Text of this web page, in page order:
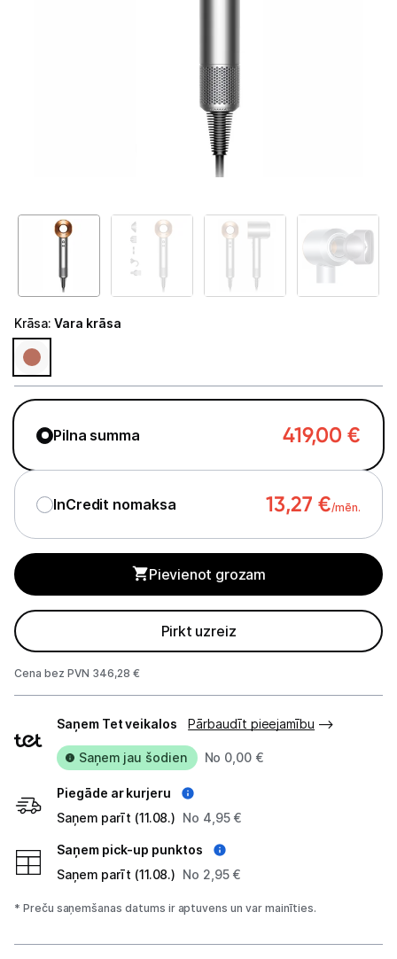
Sadzīves tehnika
Skaistumkopšana
Fēni
Lokšķēres
Matu taisnotāji
Matu veidotāji
Vēlmju saraksts
Blogs
Piegāde un apmaksa
Tehnikas izvešana
Uzņēmumiem
Tet pakalpojumi
Kontakti
Krāsa: Vara krāsa
Pilna summa 419,00 €
InCredit nomaksa 13,27 €/mēn.
Pievienot grozam
Pirkt uzreiz
Cena bez PVN 346,28 €
veidi
Saņem Tet veikalos Pārbaudīt pieejamību
Saņem jau šodien No 0,00 €
Piegāde ar kurjeru
Saņem parīt (11.08.) No 4,95 €
Saņem pick-up punktos
Saņem parīt (11.08.) No 2,95 €
* Preču saņemšanas datums ir aptuvens un var mainīties.